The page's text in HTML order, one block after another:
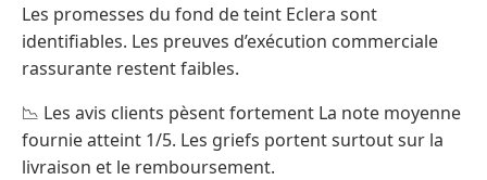
Les promesses du fond de teint Eclera sont
identifiables. Les preuves d’exécution commerciale
rassurante restent faibles.
📉 Les avis clients pèsent fortement La note moyenne
fournie atteint 1/5. Les griefs portent surtout sur la
livraison et le remboursement.